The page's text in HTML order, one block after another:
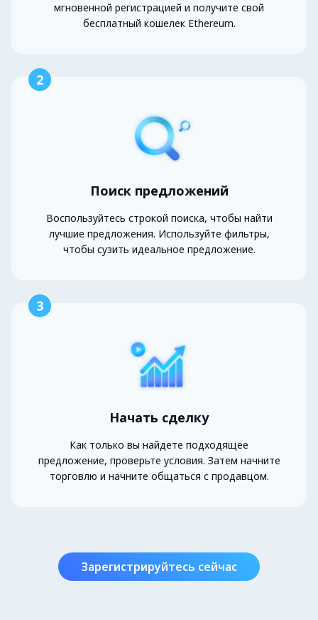
мгновенной регистрацией и получите свой
бесплатный кошелек Ethereum.
2
Поиск предложений
Воспользуйтесь строкой поиска, чтобы найти
лучшие предложения. Используйте фильтры,
чтобы сузить идеальное предложение.
3
Начать сделку
Как только вы найдете подходящее
предложение, проверьте условия. Затем начните
торговлю и начните общаться с продавцом.
Зарегистрируйтесь сейчас